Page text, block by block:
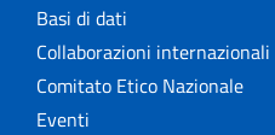
Basi di dati
Collaborazioni internazionali
Comitato Etico Nazionale
Eventi